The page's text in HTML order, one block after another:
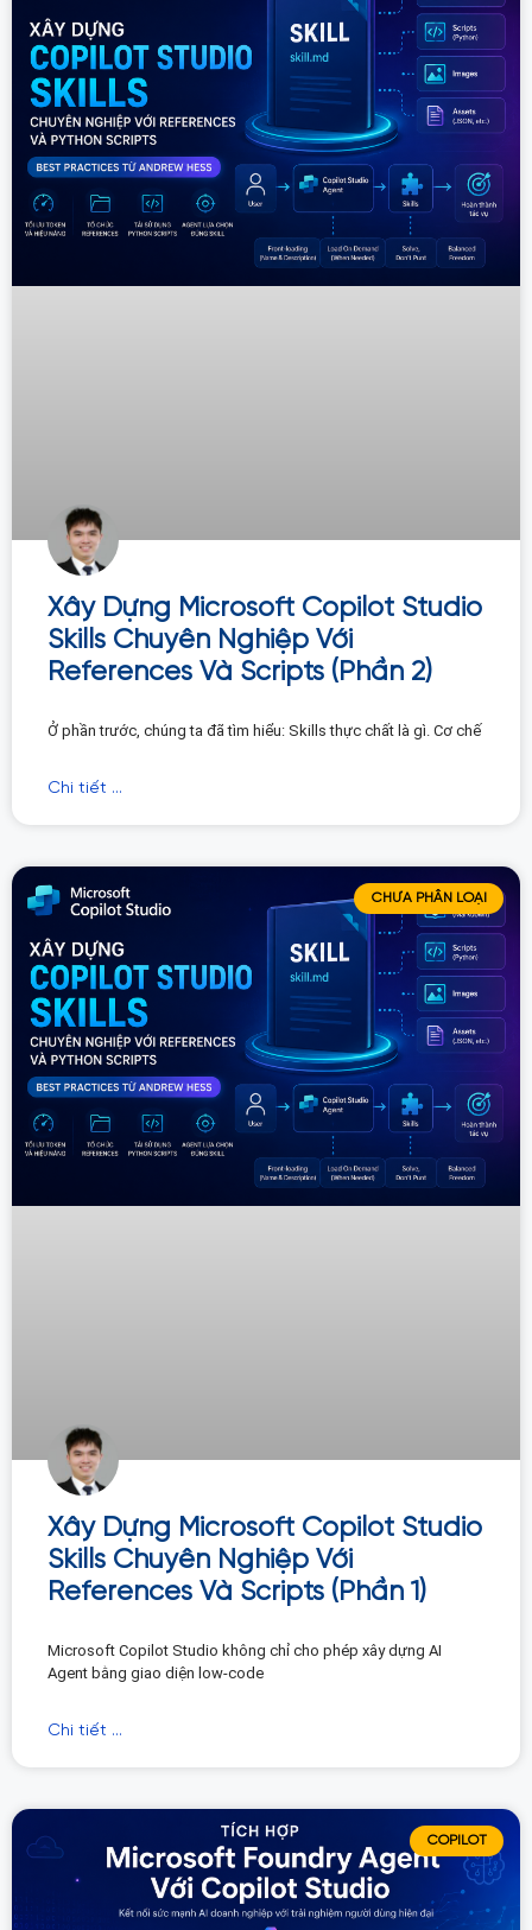
Xây Dựng Microsoft Copilot Studio
Skills Chuyên Nghiệp Với
References Và Scripts (Phần 2)
Ở phần trước, chúng ta đã tìm hiểu: Skills thực chất là gì. Cơ chế
Chi tiết ...
CHƯA PHÂN LOẠI
Xây Dựng Microsoft Copilot Studio
Skills Chuyên Nghiệp Với
References Và Scripts (Phần 1)
Microsoft Copilot Studio không chỉ cho phép xây dựng AI
Agent bằng giao diện low-code
Chi tiết ...
COPILOT